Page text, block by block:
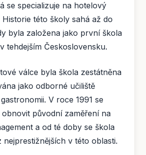
se specializuje na hotelový
Historie této školy sahá až do
byla založena jako první škola
tehdejším Československu.
válce byla škola zestátněna
jako odborné učiliště
V roce 1991 se
původní zaměření na
a od té doby se škola
nejprestižnějších v této oblasti.